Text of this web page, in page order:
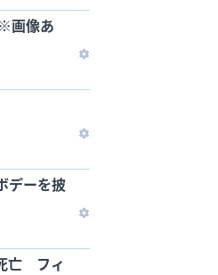
画像あ
デーを披
亡 フィ